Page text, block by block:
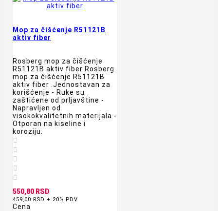
Mop za čišćenje R51121B
aktiv fiber
Rosberg mop za čišćenje
R51121B aktiv fiber Rosberg
mop za čišćenje R51121B
aktiv fiber .Jednostavan za
korišćenje - Ruke su
zaštićene od prljavštine -
Napravljen od
visokokvalitetnih materijala -
Otporan na kiseline i
koroziju.





550,80 RSD
459,00 RSD + 20% PDV
Cena